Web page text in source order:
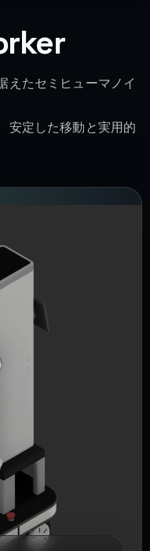
えたセミヒューマノイ
安定した移動と実用的